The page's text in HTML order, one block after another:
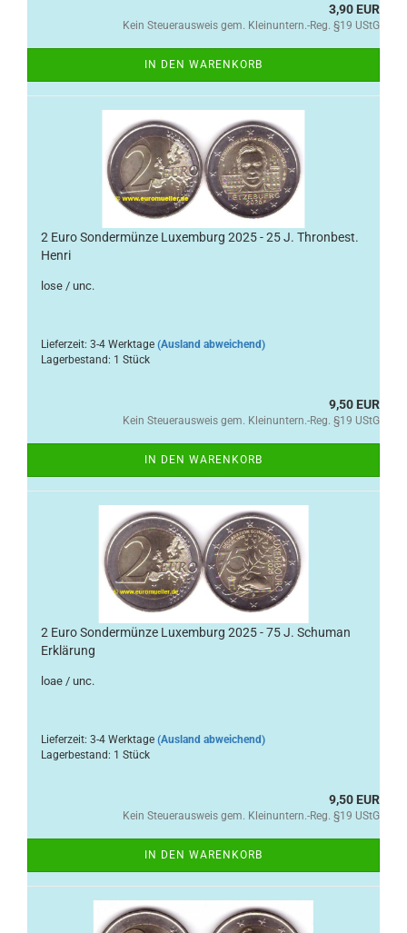
3,90 EUR
Kein Steuerausweis gem. Kleinuntern.-Reg. §19 UStG
IN DEN WARENKORB
2 Euro Sondermünze Luxemburg 2025 - 25 J. Thronbest.
Henri
lose / unc.
Lieferzeit: 3-4 Werktage (Ausland abweichend)
Lagerbestand: 1 Stück
9,50 EUR
Kein Steuerausweis gem. Kleinuntern.-Reg. §19 UStG
IN DEN WARENKORB
2 Euro Sondermünze Luxemburg 2025 - 75 J. Schuman
Erklärung
loae / unc.
Lieferzeit: 3-4 Werktage (Ausland abweichend)
Lagerbestand: 1 Stück
9,50 EUR
Kein Steuerausweis gem. Kleinuntern.-Reg. §19 UStG
IN DEN WARENKORB